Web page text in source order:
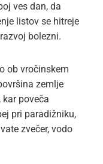
ves dan, da
listov se hitreje
bolezni.
ob vročinskem
zemlje
kar poveča
pri paradižniku,
zvečer, vodo